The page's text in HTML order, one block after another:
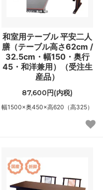
和室用テーブル 平安二人
膳（テーブル高さ62cm /
32.5cm・幅150・奥行
45・和洋兼用）（受注生
産品）
87,600円(内税)
幅1500×奥450×高620（高325）